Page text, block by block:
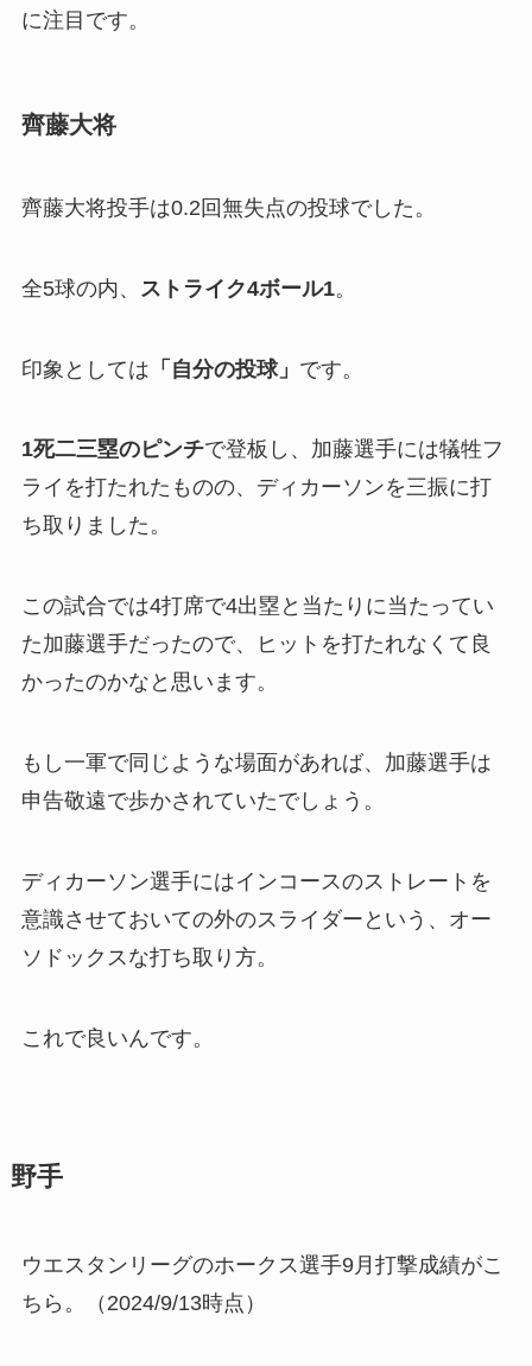
に注目です。
齊藤大将
齊藤大将投手は0.2回無失点の投球でした。
全5球の内、 ストライク4ボール1。
印象としては 「 自分の投球」 です。
1死二三塁のピンチで登板し、加藤選手には犠牲フ
ライを打たれたものの、ディカーソンを三振に打
ち取りました。
この試合では4打席で4出塁と当たりに当たってい
た加藤選手だったので、ヒットを打たれなくて良
かったのかなと思います。
もし一軍で同じような場面があれば、加藤選手は
申告敬遠で歩かされていたでしょう。
ディカーソン選手にはインコースのストレートを
意識させておいての外のスライダーという、オー
ソドックスな打ち取り方。
これで良いんです。
野手
ウエスタンリーグのホークス選手9月打撃成績がこ
ちら。（2024/9/13時点）